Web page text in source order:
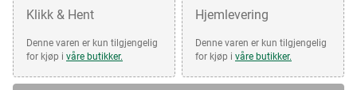
Klikk & Hent
Denne varen er kun tilgjengelig
for kjøp i våre butikker.
Hjemlevering
Denne varen er kun tilgjengelig
for kjøp i våre butikker.